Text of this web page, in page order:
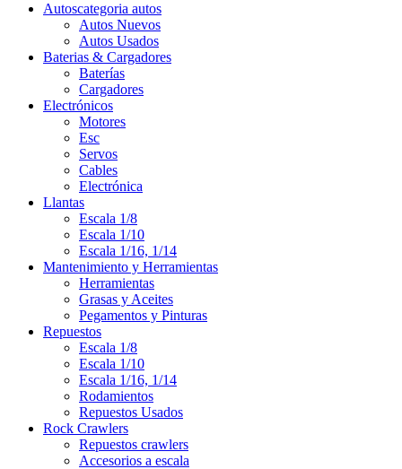
Autoscategoria autos
Autos Nuevos
Autos Usados
Baterias & Cargadores
Baterías
Cargadores
Electrónicos
Motores
Esc
Servos
Cables
Electrónica
Llantas
Escala 1/8
Escala 1/10
Escala 1/16, 1/14
Mantenimiento y Herramientas
Herramientas
Grasas y Aceites
Pegamentos y Pinturas
Repuestos
Escala 1/8
Escala 1/10
Escala 1/16, 1/14
Rodamientos
Repuestos Usados
Rock Crawlers
Repuestos crawlers
Accesorios a escala